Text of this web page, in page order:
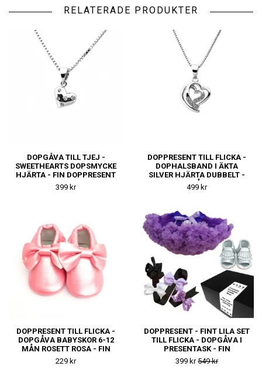
RELATERADE PRODUKTER
DOPGÅVA TILL TJEJ -
SWEETHEARTS DOPSMYCKE
HJÄRTA - FIN DOPPRESENT
ELLER
NAMNGIVNINGSPRESENT
399 kr
DOPPRESENT TILL FLICKA -
DOPHALSBAND I ÄKTA
SILVER HJÄRTA DUBBELT -
FIN DOPGÅVA ELLER
NAMNGIVNINGSPRESENT
499 kr
DOPPRESENT TILL FLICKA -
DOPGÅVA BABYSKOR 6-12
MÅN ROSETT ROSA - FIN
NAMNGIVNINGSPRESENT
229 kr
DOPPRESENT - FINT LILA SET
TILL FLICKA - DOPGÅVA I
PRESENTASK - FIN
NAMNGIVNINGSPRESENT
399 kr549 kr